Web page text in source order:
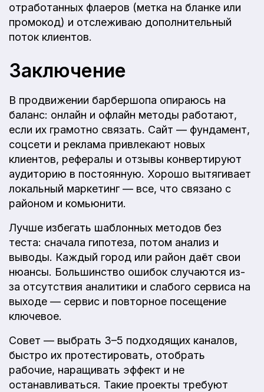
отработанных флаеров (метка на бланке или
промокод) и отслеживаю дополнительный
поток клиентов.
Заключение
В продвижении барбершопа опираюсь на
баланс: онлайн и офлайн методы работают,
если их грамотно связать. Сайт — фундамент,
соцсети и реклама привлекают новых
клиентов, рефералы и отзывы конвертируют
аудиторию в постоянную. Хорошо вытягивает
локальный маркетинг — все, что связано с
районом и комьюнити.
Лучше избегать шаблонных методов без
теста: сначала гипотеза, потом анализ и
выводы. Каждый город или район даёт свои
нюансы. Большинство ошибок случаются из-
за отсутствия аналитики и слабого сервиса на
выходе — сервис и повторное посещение
ключевое.
Совет — выбрать 3–5 подходящих каналов,
быстро их протестировать, отобрать
рабочие, наращивать эффект и не
останавливаться. Такие проекты требуют